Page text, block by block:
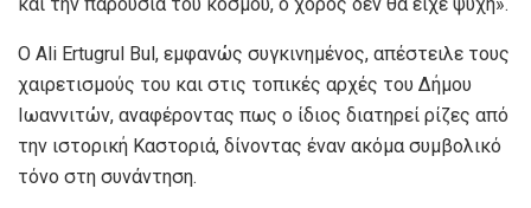
Ο Ali Ertugrul Bul, εμφανώς συγκινημένος, απέστειλε τους
χαιρετισμούς του και στις τοπικές αρχές του Δήμου
Ιωαννιτών, αναφέροντας πως ο ίδιος διατηρεί ρίζες από
την ιστορική Καστοριά, δίνοντας έναν ακόμα συμβολικό
τόνο στη συνάντηση.